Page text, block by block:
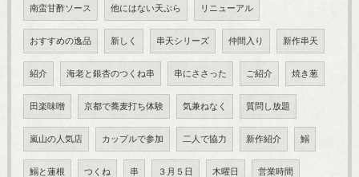
南蛮甘酢ソース 他にはない天ぷら リニューアル
おすすめの逸品 新しく 串天シリーズ 仲間入り 新作串天
紹介 海老と銀杏のつくね串 串にささった ご紹介 焼き葱
田楽味噌 京都で蕎麦打ち体験 気兼ねなく 質問し放題
嵐山の人気店 カップルで参加 二人で協力 新作紹介 鰯
鰯と蓮根 つくね 串 ３月５日 木曜日 営業時間